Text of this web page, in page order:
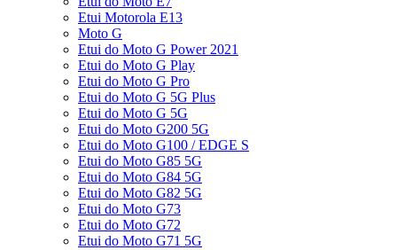
Etui Motorola E13
Moto G
Etui do Moto G Power 2021
Etui do Moto G Play
Etui do Moto G Pro
Etui do Moto G 5G Plus
Etui do Moto G 5G
Etui do Moto G200 5G
Etui do Moto G100 / EDGE S
Etui do Moto G85 5G
Etui do Moto G84 5G
Etui do Moto G82 5G
Etui do Moto G73
Etui do Moto G72
Etui do Moto G71 5G